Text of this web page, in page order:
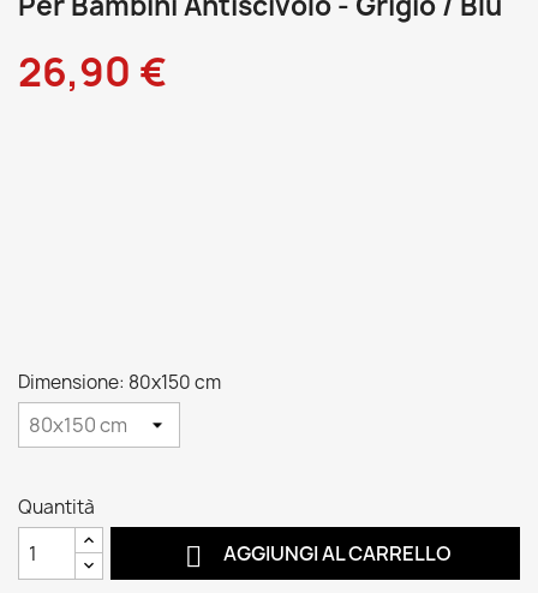
26,90 €
Dimensione: 80x150 cm
Quantità
 AGGIUNGI AL CARRELLO